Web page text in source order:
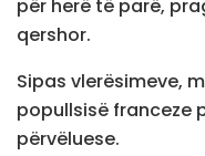
për herë të parë,
qershor.
Sipas vlerësimeve,
popullsisë franceze
përvëluese.